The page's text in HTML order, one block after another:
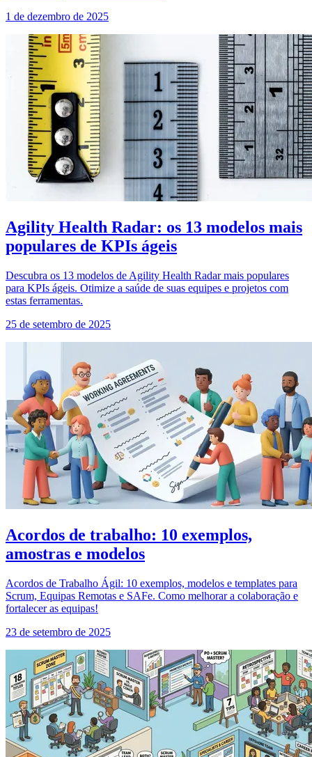
1 de dezembro de 2025
Agility Health Radar: os 13 modelos mais
populares de KPIs ágeis
Descubra os 13 modelos de Agility Health Radar mais populares
para KPIs ágeis. Otimize a saúde de suas equipes e projetos com
estas ferramentas.
25 de setembro de 2025
Acordos de trabalho: 10 exemplos,
amostras e modelos
Acordos de Trabalho Ágil: 10 exemplos, modelos e templates para
Scrum, Equipas Remotas e SAFe. Como melhorar a colaboração e
fortalecer as equipas!
23 de setembro de 2025